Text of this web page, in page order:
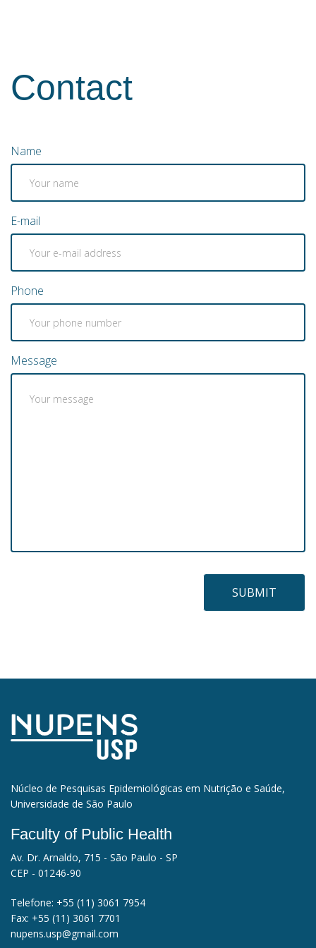
Contact
Name
E-mail
Phone
Message
Núcleo de Pesquisas Epidemiológicas em Nutrição e Saúde,
Universidade de São Paulo
Faculty of Public Health
Av. Dr. Arnaldo, 715 - São Paulo - SP
CEP - 01246-90
Telefone: +55 (11) 3061 7954
Fax: +55 (11) 3061 7701
nupens.usp@gmail.com